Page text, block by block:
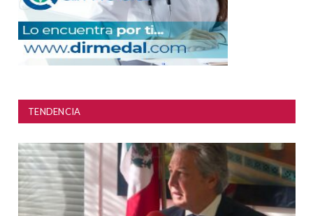
TENDENCIA